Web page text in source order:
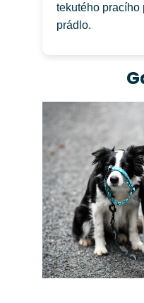
tekutého pracího
prádlo.